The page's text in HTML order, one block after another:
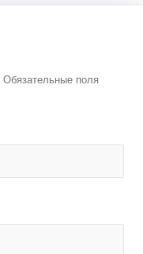
Обязательные поля